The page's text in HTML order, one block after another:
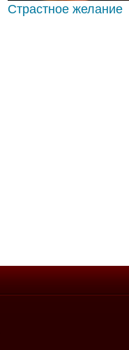
Страстное желание